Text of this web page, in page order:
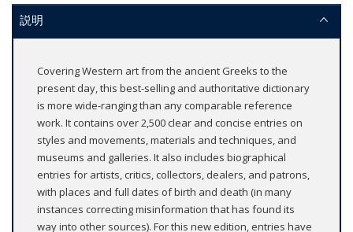
説明
Covering Western art from the ancient Greeks to the
present day, this best-selling and authoritative dictionary
is more wide-ranging than any comparable reference
work. It contains over 2,500 clear and concise entries on
styles and movements, materials and techniques, and
museums and galleries. It also includes biographical
entries for artists, critics, collectors, dealers, and patrons,
with places and full dates of birth and death (in many
instances correcting misinformation that has found its
way into other sources). For this new edition, entries have